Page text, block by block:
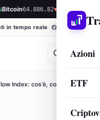
Azioni
ETF
64.886,82▼ -0,12% Ethereum
in tempo reale
Money Flow Index: cos’è, come funziona e si…